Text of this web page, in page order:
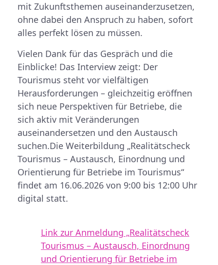
mit Zukunftsthemen auseinanderzusetzen,
ohne dabei den Anspruch zu haben, sofort
alles perfekt lösen zu müssen.
Vielen Dank für das Gespräch und die
Einblicke! Das Interview zeigt: Der
Tourismus steht vor vielfältigen
Herausforderungen – gleichzeitig eröffnen
sich neue Perspektiven für Betriebe, die
sich aktiv mit Veränderungen
auseinandersetzen und den Austausch
suchen.Die Weiterbildung „Realitätscheck
Tourismus – Austausch, Einordnung und
Orientierung für Betriebe im Tourismus“
findet am 16.06.2026 von 9:00 bis 12:00 Uhr
digital statt.
Link zur Anmeldung „Realitätscheck
Tourismus – Austausch, Einordnung
und Orientierung für Betriebe im